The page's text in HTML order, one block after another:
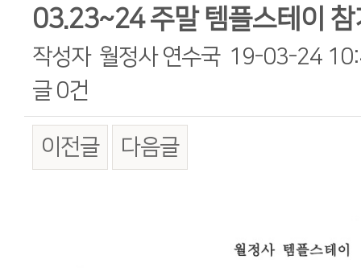
03.23~24 주말 템플스테이 참
작성자 월정사 연수국 19-03-24
글 0건
이전글 다음글